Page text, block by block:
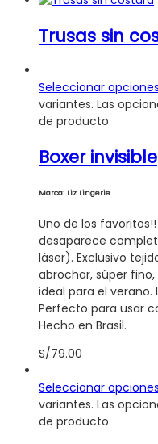
Trusas sin
Seleccionar opciones
variantes. Las
de producto
Boxer invisible
Marca: Liz Lingerie
Uno de los
desaparece
láser). Exclusivo
abrochar, súper
ideal para el verano.
Perfecto para usar
Hecho en Brasil.
S/79.00
Seleccionar opciones
variantes. Las
de producto